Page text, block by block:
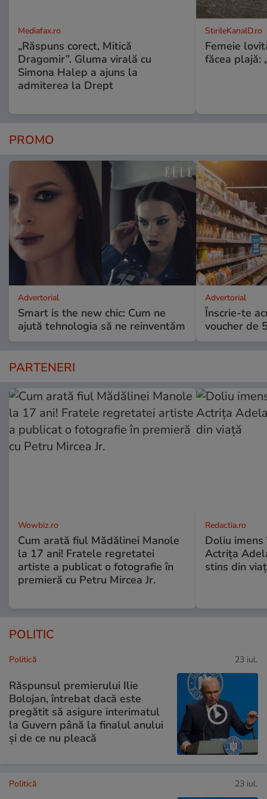
Mediafax.ro
„Răspuns corect, Mitică
Dragomir”. Gluma virală cu
Simona Halep a ajuns la
admiterea la Drept
StirileKanalD.ro
Femeie
făcea plajă:
PROMO
Advertorial
Smart is the new chic: Cum ne
ajută tehnologia să ne reinventăm
Advertorial
Înscrie-te
voucher de
PARTENERI
Wowbiz.ro
Cum arată fiul Mădălinei Manole
la 17 ani! Fratele regretatei
artiste a publicat o fotografie în
premieră cu Petru Mircea Jr.
Redactia.ro
Doliu
Actrița
stins din
POLITIC
Politică 23 iul.
Răspunsul premierului Ilie
Bolojan, întrebat dacă este
pregătit să asigure interimatul
la Guvern până la finalul anului
și de ce nu pleacă
Politică 23 iul.